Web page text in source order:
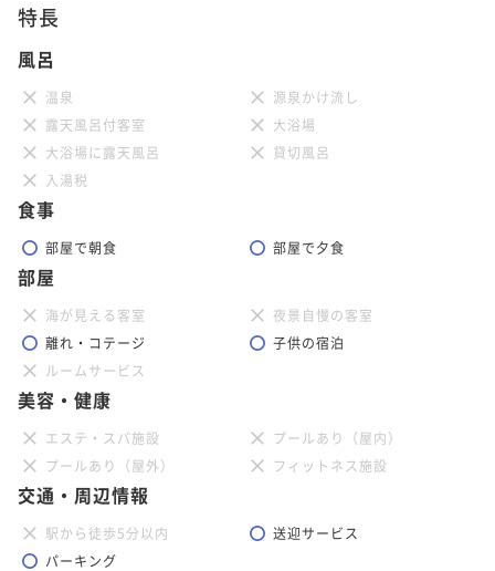
特長
風呂
温泉
源泉かけ流し
露天風呂付客室
大浴場
大浴場に露天風呂
貸切風呂
入湯税
食事
部屋で朝食 部屋で夕食
部屋
海が見える客室
夜景自慢の客室
離れ・コテージ
子供の宿泊
ルームサービス
美容・健康
エステ・スパ施設
プールあり（屋内）
プールあり（屋外）
フィットネス施設
交通・周辺情報
駅から徒歩5分以内
送迎サービス
パーキング